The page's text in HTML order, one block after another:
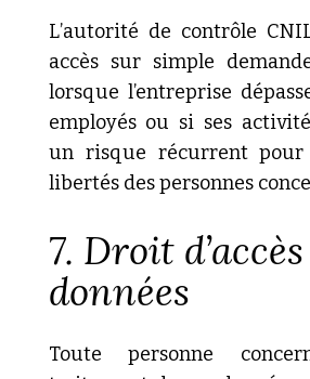
L’autorité de contrôle
accès sur simple
lorsque l’entreprise
employés ou si ses
un risque récurrent
libertés des personnes
7. Droit
données
Toute personne